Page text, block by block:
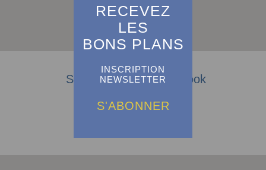
RECEVEZ
LES
BONS PLANS
INSCRIPTION
NEWSLETTER
S'ABONNER
S'abonner
Suivez-nous sur Facebook